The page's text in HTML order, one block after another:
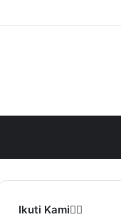
Ikuti Kami❤️‍🔥